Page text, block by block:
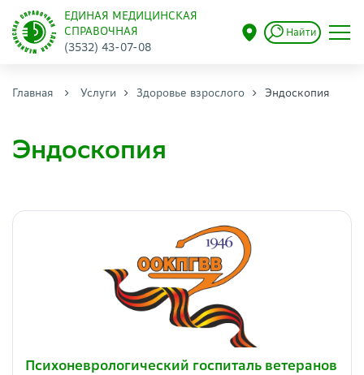
ЕДИНАЯ МЕДИЦИНСКАЯ
СПРАВОЧНАЯ
(3532) 43-07-08
Найти
Главная Услуги Здоровье взрослого Эндоскопия
Эндоскопия
Психоневрологический госпиталь ветеранов